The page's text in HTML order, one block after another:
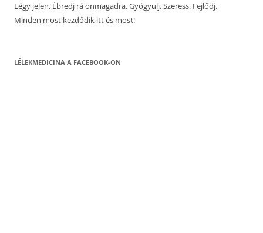
Légy jelen. Ébredj rá önmagadra. Gyógyulj. Szeress. Fejlődj.
Minden most kezdődik itt és most!
LÉLEKMEDICINA A FACEBOOK-ON